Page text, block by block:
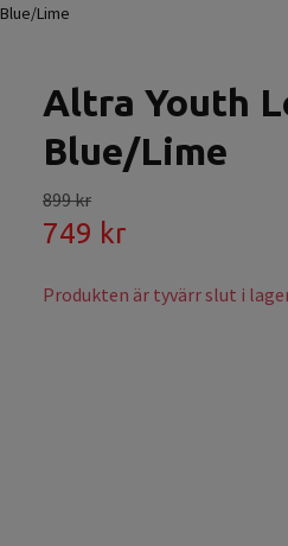
Lime
Altra Youth
Blue/Lime
899 kr
749 kr
Produkten är tyvärr slut i